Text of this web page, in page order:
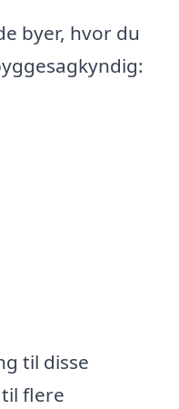
byer, hvor du
til disse
flere